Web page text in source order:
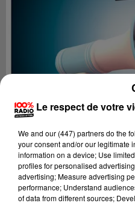
Le respect de votre
We and our (447) partnersdo the
your consent and/or our legitimate
information on a device; Use
profiles for personalised
advertising; Measure advertising
performance; Understand
of data from different sources;